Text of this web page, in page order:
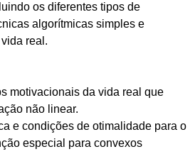
os diferentes tipos de
algorítmicas simples e
real.
motivacionais da vida real que
não linear.
e condições de otimalidade para o
especial para convexos